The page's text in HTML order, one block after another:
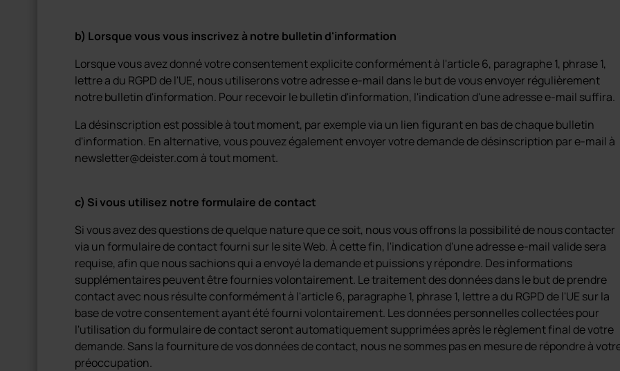
b) Lorsque vous vous inscrivez à notre bulletin d'information
Lorsque vous avez donné votre consentement explicite conformément à l'article 6, paragraphe 1, phrase 1,
lettre a du RGPD de l'UE, nous utiliserons votre adresse e-mail dans le but de vous envoyer régulièrement
notre bulletin d'information. Pour recevoir le bulletin d'information, l'indication d'une adresse e-mail suffira.
La désinscription est possible à tout moment, par exemple via un lien figurant en bas de chaque bulletin
d'information. En alternative, vous pouvez également envoyer votre demande de désinscription par e-mail à
newsletter@deister.com à tout moment.
c) Si vous utilisez notre formulaire de contact
Si vous avez des questions de quelque nature que ce soit, nous vous offrons la possibilité de nous contacter
via un formulaire de contact fourni sur le site Web. À cette fin, l'indication d'une adresse e-mail valide sera
requise, afin que nous sachions qui a envoyé la demande et puissions y répondre. Des informations
supplémentaires peuvent être fournies volontairement. Le traitement des données dans le but de prendre
contact avec nous résulte conformément à l'article 6, paragraphe 1, phrase 1, lettre a du RGPD de l'UE sur la
base de votre consentement ayant été fourni volontairement. Les données personnelles collectées pour
l'utilisation du formulaire de contact seront automatiquement supprimées après le règlement final de votre
demande. Sans la fourniture de vos données de contact, nous ne sommes pas en mesure de répondre à
préoccupation.